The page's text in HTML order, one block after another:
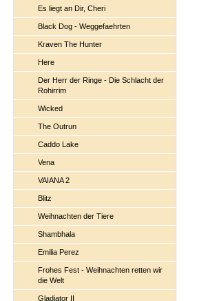
Es liegt an Dir, Cheri
Black Dog - Weggefaehrten
Kraven The Hunter
Here
Der Herr der Ringe - Die Schlacht der
Rohirrim
Wicked
The Outrun
Caddo Lake
Vena
VAIANA 2
Blitz
Weihnachten der Tiere
Shambhala
Emilia Perez
Frohes Fest - Weihnachten retten wir
die Welt
Gladiator II